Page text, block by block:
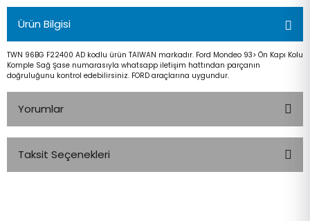
Ürün Bilgisi
TWN 96BG F22400 AD kodlu ürün TAIWAN markadır. Ford Mondeo 93> Ön Kapı Kolu
Komple Sağ Şase numarasıyla whatsapp iletişim hattından parçanın
doğruluğunu kontrol edebilirsiniz. FORD araçlarına uygundur.
Yorumlar
Taksit Seçenekleri